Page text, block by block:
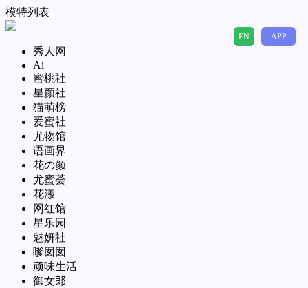
模特列表
APP
EN
秀人网
Ai
蜜桃社
星颜社
猫萌榜
爱蜜社
尤物馆
语画界
花の颜
尤蜜荟
花漾
网红馆
星乐园
魅妍社
嗲囡囡
顽味生活
御女郎